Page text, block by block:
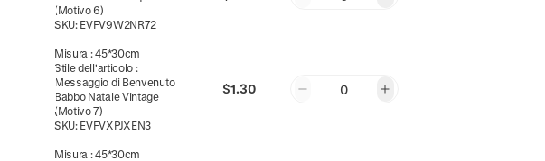
(Motivo 6)
SKU: EVFV9W2NR72
Misura :45*30cm
Stile dell'articolo :
Messaggio di Benvenuto
Babbo Natale Vintage
(Motivo 7)
SKU: EVFVXPJXEN3
$1.30 0
Misura :45*30cm